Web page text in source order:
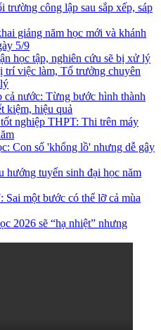
công lập sau sắp xếp, sáp
giảng năm học mới và khánh
5/9
học tập, nghiên cứu sẽ bị xử lý
trí việc làm, Tổ trưởng chuyên
cả nước: Từng bước hình thành
kiệm, hiệu quả
nghiệp THPT: Thi trên máy
Con số 'khổng lồ' nhưng dễ gây
tuyển sinh đại học năm
một bước có thể lỡ cả mùa
2026 sẽ “hạ nhiệt” nhưng